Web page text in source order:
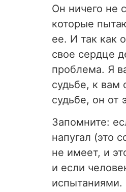
Он ничего не
которые
ее. И так как
свое сердце
проблема. Я
судьбе, к вам
судьбе, он от
Запомните:
напугал (это
не имеет, и
и если
испытаниями.